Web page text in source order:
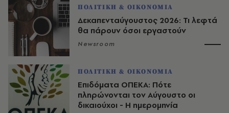
ΠΟΛΙΤΙΚΗ & ΟΙΚΟΝΟΜΙΑ
Δεκαπενταύγουστος 2026: Τι λεφτά
θα πάρουν όσοι εργαστούν
Newsroom
ΠΟΛΙΤΙΚΗ & ΟΙΚΟΝΟΜΙΑ
Επιδόματα ΟΠΕΚΑ: Πότε
πληρώνονται τον Αύγουστο οι
δικαιούχοι - Η ημερομηνία